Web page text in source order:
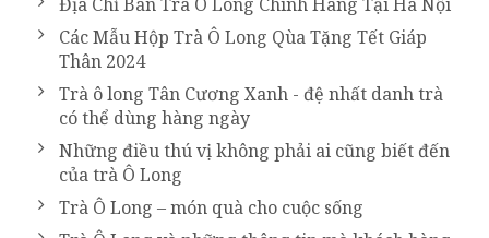
Các Mẫu Hộp Trà Ô Long Qùa Tặng Tết Giáp
Thân 2024
Trà ô long Tân Cương Xanh - đệ nhất danh trà
có thể dùng hàng ngày
Những điều thú vị không phải ai cũng biết đến
của trà Ô Long
Trà Ô Long – món quà cho cuộc sống